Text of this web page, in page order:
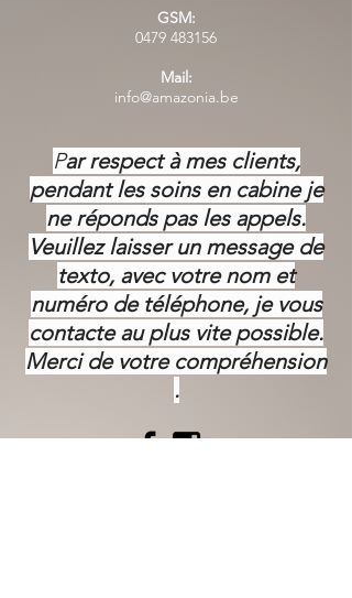
GSM:
0479 483156
Mail:
info@amazonia.be
Par respect à mes clients,
pendant les soins en cabine je
ne réponds pas les appels.
Veuillez laisser un message de
texto, avec votre nom et
numéro de téléphone, je vous
contacte au plus vite possible.
Merci de votre compréhension
.